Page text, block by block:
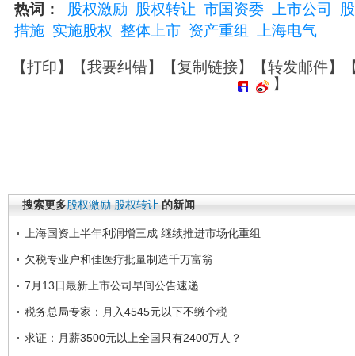
热词： 股权激励 股权转让 市国资委 上市公司
措施 实施股权 整体上市 资产重组 上海电气
【打印】【我要纠错】【复制链接】【转发邮件】
】
搜索更多股权激励 股权转让 的新闻
上海国资上半年利润增三成 继续推进市场化重组
欠税专业户和佳医疗批量制造千万富翁
7月13日最新上市公司早间公告速递
税务总局专家：月入4545元以下不缴个税
求证：月薪3500元以上全国只有2400万人？